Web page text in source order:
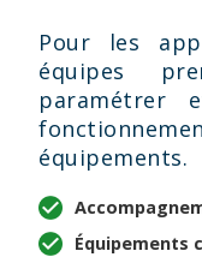
Pour les
équipes
paramétrer
équipements.
Équipements